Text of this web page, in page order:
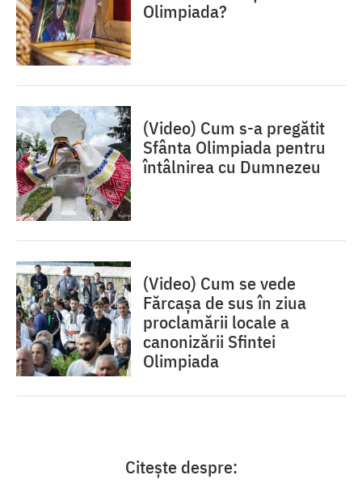
Olimpiada?
(Video) Cum s-a pregătit
Sfânta Olimpiada pentru
întâlnirea cu Dumnezeu
(Video) Cum se vede
Fărcașa de sus în ziua
proclamării locale a
canonizării Sfintei
Olimpiada
Citește despre: